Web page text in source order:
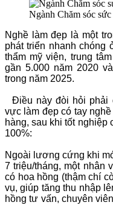
Ngành Chăm sóc
Nghề làm đẹp là một
phát triển nhanh chóng
thẩm mỹ viện, trung
gần 5.000 năm 2020
trong năm 2025.
Điều này đòi hỏi phải
vực làm đẹp có tay
hàng, sau khi tốt nghiệp
100%:
Ngoài lương cứng khi
7 triệu/tháng, một nhân
có hoa hồng (thậm chí
vụ, giúp tăng thu nhập
hồng tư vấn, chuyên